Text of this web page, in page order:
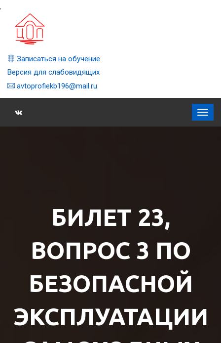
,
Записаться на обучение
Версия для слабовидящих
avtoprofiekb196@mail.ru
БИЛЕТ 23,
ВОПРОС 3 ПО
БЕЗОПАСНОЙ
ЭКСПЛУАТАЦИИ